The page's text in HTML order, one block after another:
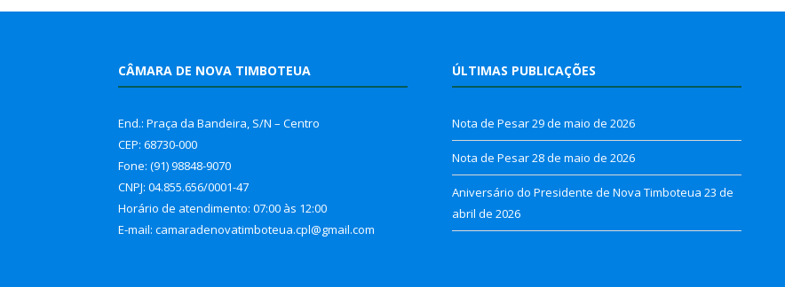
CÂMARA DE NOVA TIMBOTEUA
End.: Praça da Bandeira, S/N – Centro
CEP: 68730-000
Fone: (91) 98848-9070
CNPJ: 04.855.656/0001-47
Horário de atendimento: 07:00 às 12:00
E-mail: camaradenovatimboteua.cpl@gmail.com
ÚLTIMAS PUBLICAÇÕES
Nota de Pesar29 de maio de 2026
Nota de Pesar28 de maio de 2026
Aniversário do Presidente de Nova Timboteua 23 de
abril de 2026